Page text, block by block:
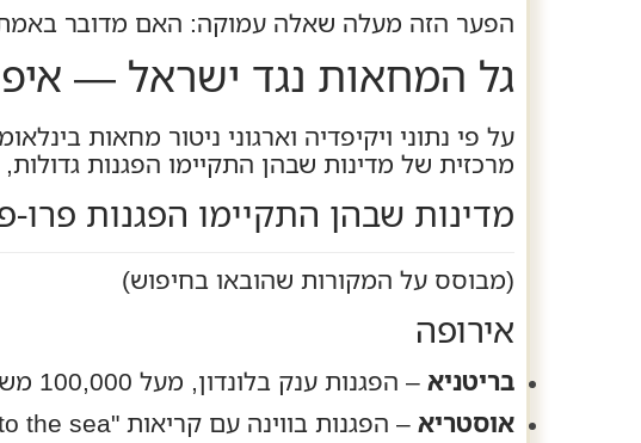
הפער הזה מעלה שאלה עמוקה: האם מדובר באמת
גל המחאות נגד ישראל —
על פי נתוני ויקיפדיה וארגוני ניטור מחאות
מרכזית של מדינות שבהן התקיימו הפגנות
מדינות שבהן התקיימו הפגנות
(מבוסס על המקורות שהובאו בחיפוש)
אירופה
בריטניא – הפגנות ענק בלונדון, מעל 100,000 משתתפים; קריאות "Gaza, stop the massacre" ו"From the river to the sea".
אוסטריא – הפגנות בווינה עם קריאות "From the river to the sea".